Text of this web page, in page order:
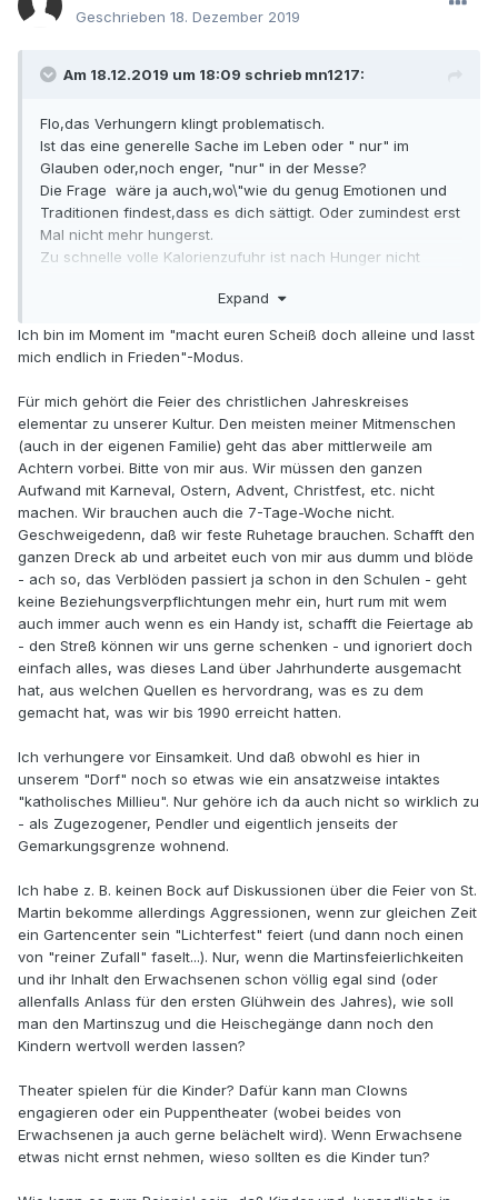
Geschrieben 18. Dezember 2019
Am 18.12.2019 um 18:09 schrieb mn1217:
Flo,das Verhungern klingt problematisch.
Ist das eine generelle Sache im Leben oder " nur" im
Glauben oder,noch enger, "nur" in der Messe?
Die Frage wäre ja auch,wo\"wie du genug Emotionen und
Traditionen findest,dass es dich sättigt. Oder zumindest erst
Mal nicht mehr hungerst.
Zu schnelle volle Kalorienzufuhr ist nach Hunger nicht
Also vielleicht langsam herangehen?
Glauben wie als Kind. Wir sind keine Kinder mehr.
Aber ja,weniger Kopf kann helfen, gerade, um Emotionen
Expand
Ich bin im Moment im "macht euren Scheiß doch alleine und lasst
mich endlich in Frieden"-Modus.
Für mich gehört die Feier des christlichen Jahreskreises
elementar zu unserer Kultur. Den meisten meiner Mitmenschen
(auch in der eigenen Familie) geht das aber mittlerweile am
Achtern vorbei. Bitte von mir aus. Wir müssen den ganzen
Aufwand mit Karneval, Ostern, Advent, Christfest, etc. nicht
machen. Wir brauchen auch die 7-Tage-Woche nicht.
Geschweigedenn, daß wir feste Ruhetage brauchen. Schafft den
ganzen Dreck ab und arbeitet euch von mir aus dumm und blöde
- ach so, das Verblöden passiert ja schon in den Schulen - geht
keine Beziehungsverpflichtungen mehr ein, hurt rum mit wem
auch immer auch wenn es ein Handy ist, schafft die Feiertage ab
- den Streß können wir uns gerne schenken - und ignoriert doch
einfach alles, was dieses Land über Jahrhunderte ausgemacht
hat, aus welchen Quellen es hervordrang, was es zu dem
gemacht hat, was wir bis 1990 erreicht hatten.
Ich verhungere vor Einsamkeit. Und daß obwohl es hier in
unserem "Dorf" noch so etwas wie ein ansatzweise intaktes
"katholisches Millieu". Nur gehöre ich da auch nicht so wirklich zu
- als Zugezogener, Pendler und eigentlich jenseits der
Gemarkungsgrenze wohnend.
Ich habe z. B. keinen Bock auf Diskussionen über die Feier von St.
Martin bekomme allerdings Aggressionen, wenn zur gleichen Zeit
ein Gartencenter sein "Lichterfest" feiert (und dann noch einen
von "reiner Zufall" faselt...). Nur, wenn die Martinsfeierlichkeiten
und ihr Inhalt den Erwachsenen schon völlig egal sind (oder
allenfalls Anlass für den ersten Glühwein des Jahres), wie soll
man den Martinszug und die Heischegänge dann noch den
Kindern wertvoll werden lassen?
Theater spielen für die Kinder? Dafür kann man Clowns
engagieren oder ein Puppentheater (wobei beides von
Erwachsenen ja auch gerne belächelt wird). Wenn Erwachsene
etwas nicht ernst nehmen, wieso sollten es die Kinder tun?